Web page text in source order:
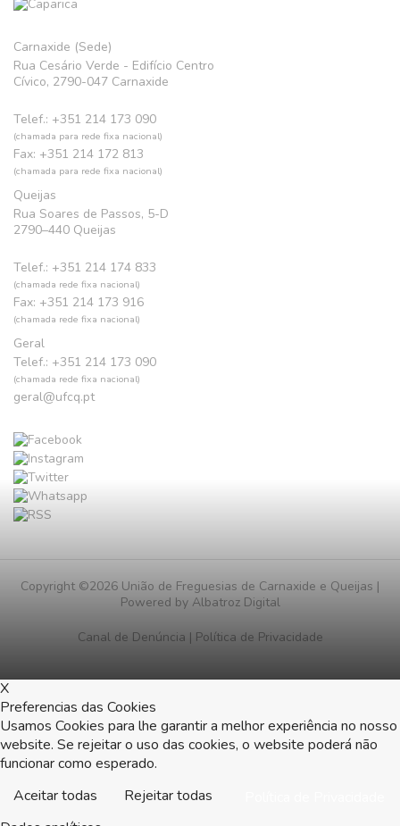
Carnaxide (Sede)
Rua Cesário Verde - Edifício Centro
Cívico, 2790-047 Carnaxide
Telef.: +351 214 173 090
(chamada para rede fixa nacional)
Fax: +351 214 172 813
(chamada para rede fixa nacional)
Queijas
Rua Soares de Passos, 5-D
2790–440 Queijas
Telef.: +351 214 174 833
(chamada rede fixa nacional)
Fax: +351 214 173 916
(chamada rede fixa nacional)
Geral
Telef.: +351 214 173 090
(chamada rede fixa nacional)
geral@ufcq.pt
Copyright ©2026 União de Freguesias de Carnaxide e Queijas |
Powered by Albatroz Digital
Canal de Denúncia | Política de Privacidade
X
Preferencias das Cookies
Usamos Cookies para lhe garantir a melhor experiência no nosso
website. Se rejeitar o uso das cookies, o website poderá não
funcionar como esperado.
Aceitar todas
Rejeitar todas